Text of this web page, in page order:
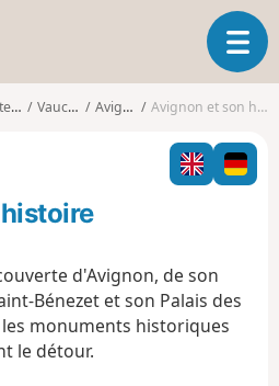
o
O
u
i
r
l
i
Vaucluse Avignon Avignon et son histoire
d'Avignon, de son
Bénezet et son Palais des
monuments historiques
le détour.